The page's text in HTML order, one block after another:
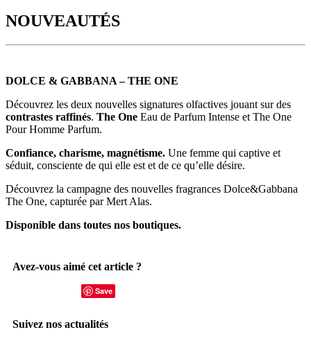
NOUVEAUTÉS
DOLCE & GABBANA – THE ONE
Découvrez les deux nouvelles signatures olfactives jouant sur des
contrastes raffinés. The One Eau de Parfum Intense et The One
Pour Homme Parfum.
Confiance, charisme, magnétisme. Une femme qui captive et
séduit, consciente de qui elle est et de ce qu’elle désire.
Découvrez la campagne des nouvelles fragrances Dolce&Gabbana
The One, capturée par Mert Alas.
Disponible dans toutes nos boutiques.
Avez-vous aimé cet article ?
Save
Suivez nos actualités